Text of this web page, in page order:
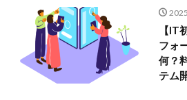
【IT
フォ
何？
テム